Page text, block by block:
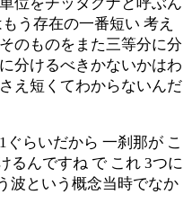
う存在の一番短い 考え
のものをまた三等分に分
分けるべきかないかはわ
え短くてわからないんだ
らいだから 一刹那が こ
るんですね で これ 3つに
波という概念当時でなか